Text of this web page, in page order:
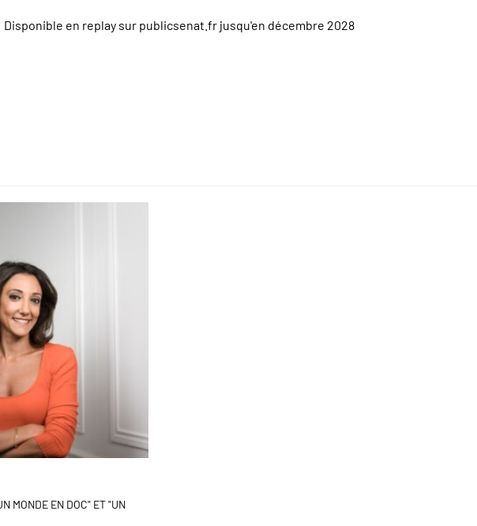
Disponible en replay sur publicsenat.fr jusqu'en décembre 2028
MONDE EN DOC" ET "UN